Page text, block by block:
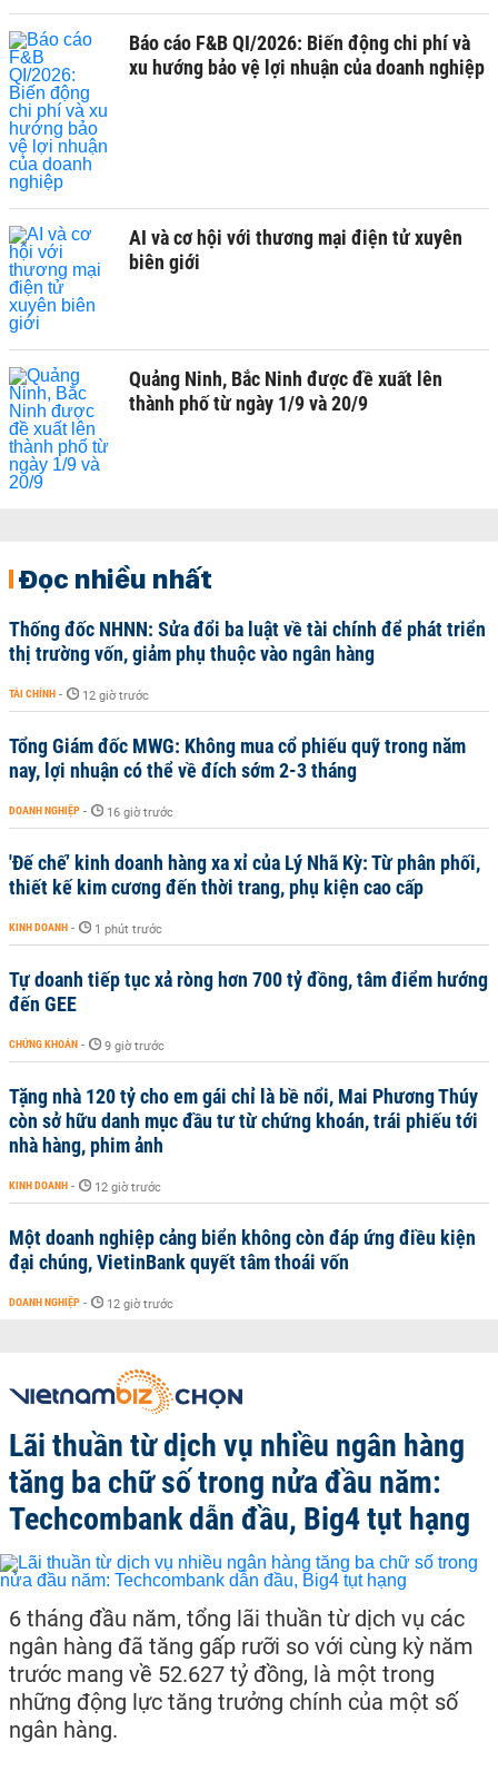
Báo cáo F&B QI/2026: Biến động chi phí và
xu hướng bảo vệ lợi nhuận của doanh nghiệp
AI và cơ hội với thương mại điện tử xuyên
biên giới
Quảng Ninh, Bắc Ninh được đề xuất lên
thành phố từ ngày 1/9 và 20/9
Đọc nhiều nhất
Thống đốc NHNN: Sửa đổi ba luật về tài chính để phát triển
thị trường vốn, giảm phụ thuộc vào ngân hàng
TÀI CHÍNH - 12 giờ trước
Tổng Giám đốc MWG: Không mua cổ phiếu quỹ trong năm
nay, lợi nhuận có thể về đích sớm 2-3 tháng
DOANH NGHIỆP - 16 giờ trước
'Đế chế’ kinh doanh hàng xa xỉ của Lý Nhã Kỳ: Từ phân phối,
thiết kế kim cương đến thời trang, phụ kiện cao cấp
KINH DOANH - 1 phút trước
Tự doanh tiếp tục xả ròng hơn 700 tỷ đồng, tâm điểm hướng
đến GEE
CHỨNG KHOÁN - 9 giờ trước
Tặng nhà 120 tỷ cho em gái chỉ là bề nổi, Mai Phương Thúy
còn sở hữu danh mục đầu tư từ chứng khoán, trái phiếu tới
nhà hàng, phim ảnh
KINH DOANH - 12 giờ trước
Một doanh nghiệp cảng biển không còn đáp ứng điều kiện
đại chúng, VietinBank quyết tâm thoái vốn
DOANH NGHIỆP - 12 giờ trước
Lãi thuần từ dịch vụ nhiều ngân hàng
tăng ba chữ số trong nửa đầu năm:
Techcombank dẫn đầu, Big4 tụt hạng
6 tháng đầu năm, tổng lãi thuần từ dịch vụ các
ngân hàng đã tăng gấp rưỡi so với cùng kỳ năm
trước mang về 52.627 tỷ đồng, là một trong
những động lực tăng trưởng chính của một số
ngân hàng.